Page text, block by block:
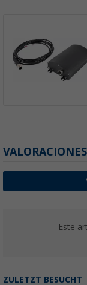
VALORACIONES
Este
ZULETZT BESUCHT